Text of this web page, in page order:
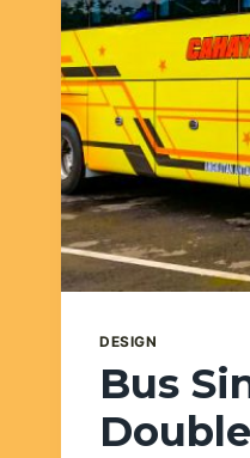
DESIGN
Bus